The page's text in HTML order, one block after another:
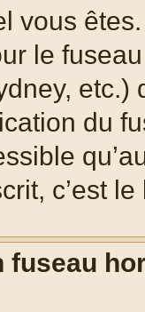
vous
le
etc.)
du
c’est
fuseau